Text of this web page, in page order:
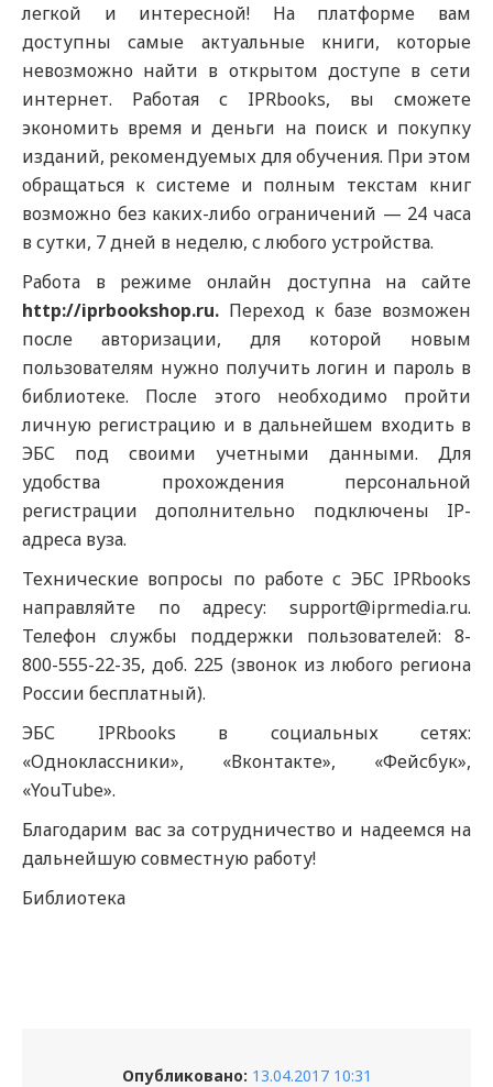
легкой и интересной! На платформе вам
доступны самые актуальные книги, которые
невозможно найти в открытом доступе в сети
интернет. Работая с IPRbooks, вы сможете
экономить время и деньги на поиск и покупку
изданий, рекомендуемых для обучения. При этом
обращаться к системе и полным текстам книг
возможно без каких-либо ограничений — 24 часа
в сутки, 7 дней в неделю, с любого устройства.
Работа в режиме онлайн доступна на сайте
http://iprbookshop.ru. Переход к базе возможен
после авторизации, для которой новым
пользователям нужно получить логин и пароль в
библиотеке. После этого необходимо пройти
личную регистрацию и в дальнейшем входить в
ЭБС под своими учетными данными. Для
удобства прохождения персональной
регистрации дополнительно подключены IP-
адреса вуза.
Технические вопросы по работе с ЭБС IPRbooks
направляйте по адресу: support@iprmedia.ru.
Телефон службы поддержки пользователей: 8-
800-555-22-35, доб. 225 (звонок из любого региона
России бесплатный).
ЭБС IPRbooks в социальных сетях:
«Одноклассники», «Вконтакте», «Фейсбук»,
«YouTube».
Благодарим вас за сотрудничество и надеемся на
дальнейшую совместную работу!
Библиотека
Опубликовано: 13.04.2017 10:31